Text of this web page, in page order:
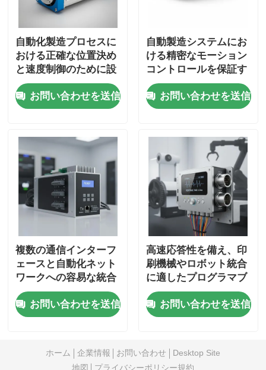
自動化製造プロセスに
おける正確な位置決め
と速度制御のために設
計されたブラシレス
ACサーボモーター
お問い合わせを送信
自動製造システムにお
ける精密なモーション
コントロールを保証す
るレゾルバフィードバ
ックを搭載したACサ
ーボモーター
お問い合わせを送信
複数の通信インターフ
ェースと自動化ネット
ワークへの容易な統合
を備えたプログラマブ
ルACサーボモータド
ライバ
お問い合わせを送信
高速応答性を備え、印
刷機械やロボット統合
に適したプログラマブ
ルACサーボモータド
ライバお問い合わせを送信
ホーム 企業情報 お問い合わせ
Desktop Site
地図
プライバシーポリシー規約